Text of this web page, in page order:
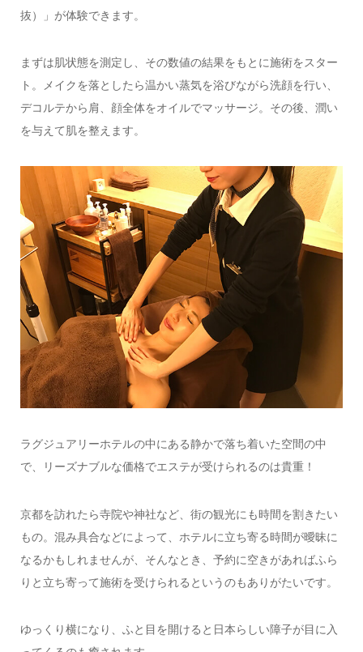
抜）」が体験できます。
まずは肌状態を測定し、その数値の結果をもとに施術をスター
ト。メイクを落としたら温かい蒸気を浴びながら洗顔を行い、
デコルテから肩、顔全体をオイルでマッサージ。その後、潤い
を与えて肌を整えます。
ラグジュアリーホテルの中にある静かで落ち着いた空間の中
で、リーズナブルな価格でエステが受けられるのは貴重！
京都を訪れたら寺院や神社など、街の観光にも時間を割きたい
もの。混み具合などによって、ホテルに立ち寄る時間が曖昧に
なるかもしれませんが、そんなとき、予約に空きがあればふら
りと立ち寄って施術を受けられるというのもありがたいです。
ゆっくり横になり、ふと目を開けると日本らしい障子が目に入